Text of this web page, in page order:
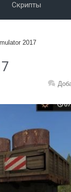
Скрипты
2017